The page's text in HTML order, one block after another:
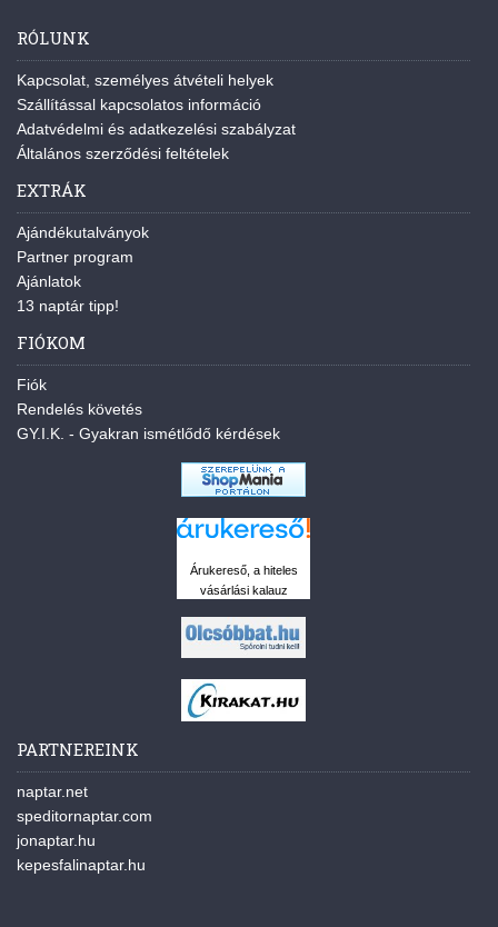
RÓLUNK
Kapcsolat, személyes átvételi helyek
Szállítással kapcsolatos információ
Adatvédelmi és adatkezelési szabályzat
Általános szerződési feltételek
EXTRÁK
Ajándékutalványok
Partner program
Ajánlatok
13 naptár tipp!
FIÓKOM
Fiók
Rendelés követés
GY.I.K. - Gyakran ismétlődő kérdések
Árukereső, a hiteles
vásárlási kalauz
PARTNEREINK
naptar.net
speditornaptar.com
jonaptar.hu
kepesfalinaptar.hu